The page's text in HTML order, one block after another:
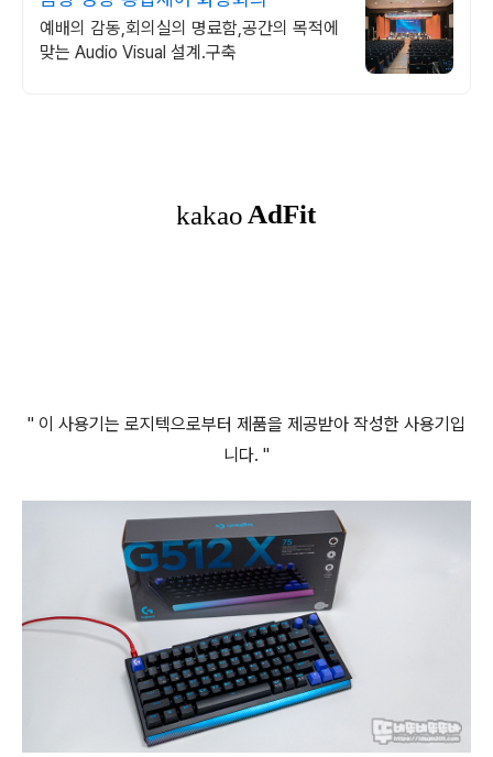
예배의 감동,회의실의 명료함,공간의 목적에
맞는 Audio Visual 설계.구축
" 이 사용기는 로지텍으로부터 제품을 제공받아 작성한 사용기입
니다. "